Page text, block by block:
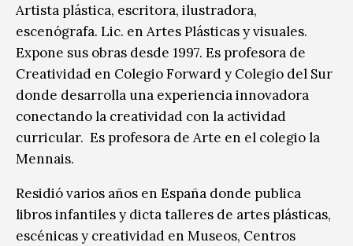
Artista plástica, escritora, ilustradora,
escenógrafa. Lic. en Artes Plásticas y visuales.
Expone sus obras desde 1997. Es profesora de
Creatividad en Colegio Forward y Colegio del Sur
donde desarrolla una experiencia innovadora
conectando la creatividad con la actividad
curricular. Es profesora de Arte en el colegio la
Mennais.
Residió varios años en España donde publica
libros infantiles y dicta talleres de artes plásticas,
escénicas y creatividad en Museos, Centros